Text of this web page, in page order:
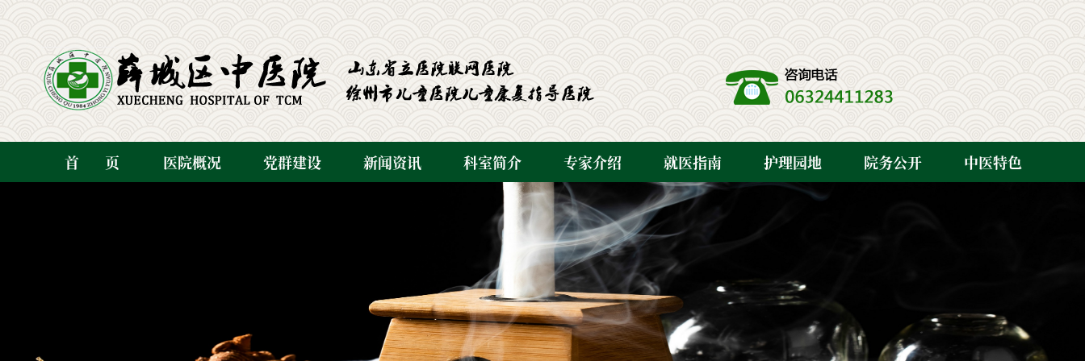
首 页 医院概况 党群建设 新闻资讯 科室简介 专家介绍 就医指南 护理园地 院务公开 中医特色